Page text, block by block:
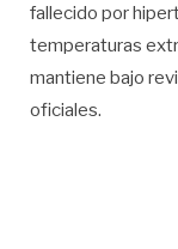
fallecido por
temperaturas
mantiene bajo
oficiales.